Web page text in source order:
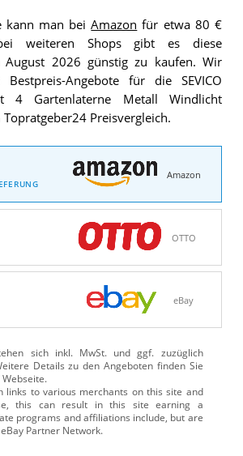
kann man beiAmazon für etwa 80 €
weiteren Shops gibt es diese
August 2026 günstig zu kaufen. Wir
Angebote für die SEVICO
4 Gartenlaterne Metall Windlicht
Preisvergleich.
Amazon
OTTO
eBay
sich inkl. MwSt. und ggf. zuzüglich
Details zu den Angeboten finden Sie